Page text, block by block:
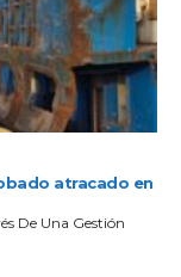
atracado en
De Una Gestión